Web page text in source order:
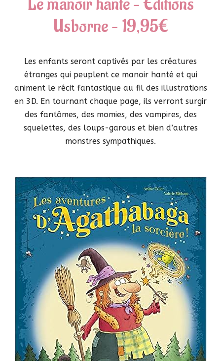
Usborne – 19,95€
Les enfants seront captivés par les créatures
étranges qui peuplent ce manoir hanté et qui
animent le récit fantastique au fil des illustrations
en 3D. En tournant chaque page, ils verront surgir
des fantômes, des momies, des vampires, des
squelettes, des loups-garous et bien d’autres
monstres sympathiques.